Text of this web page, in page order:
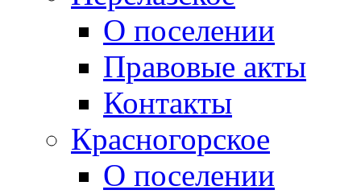
О поселении
Правовые акты
Контакты
Красногорское
О поселении